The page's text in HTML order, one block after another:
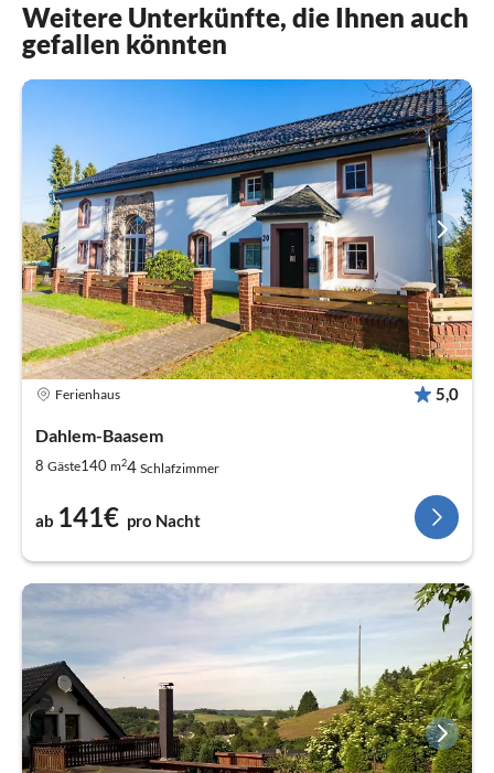
Weitere Unterkünfte, die Ihnen auch
gefallen könnten
Ferienhaus 5,0
Dahlem-Baasem
8 Gäste140 m24 Schlafzimmer
ab 141€ pro Nacht